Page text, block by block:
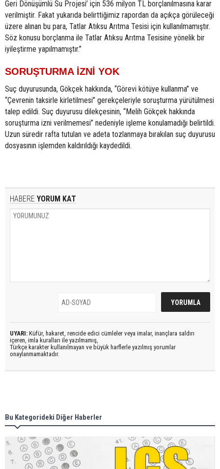
Geri Dönüşümlü Su Projesi’ için 536 milyon TL borçlanılmasına karar
verilmiştir. Fakat yukarıda belirttiğimiz rapordan da açıkça görüleceği
üzere alınan bu para, Tatlar Atıksu Arıtma Tesisi için kullanılmamıştır.
Söz konusu borçlanma ile Tatlar Atıksu Arıtma Tesisine yönelik bir
iyileştirme yapılmamıştır.”
SORUŞTURMA İZNİ YOK
Suç duyurusunda, Gökçek hakkında, “Görevi kötüye kullanma” ve
“Çevrenin taksirle kirletilmesi” gerekçeleriyle soruşturma yürütülmesi
talep edildi. Suç duyurusu dilekçesinin, “Melih Gökçek hakkında
soruşturma izni verilmemesi” nedeniyle işleme konulamadığı belirtildi.
Uzun süredir rafta tutulan ve adeta tozlanmaya bırakılan suç duyurusu
dosyasının işlemden kaldırıldığı kaydedildi.
HABERE YORUM KAT
UYARI: Küfür, hakaret, rencide edici cümleler veya imalar, inançlara saldırı
içeren, imla kuralları ile yazılmamış,
Türkçe karakter kullanılmayan ve büyük harflerle yazılmış yorumlar
onaylanmamaktadır.
Bu Kategorideki Diğer Haberler